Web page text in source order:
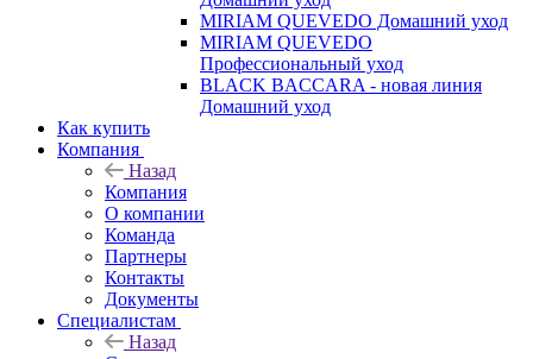
MIRIAM QUEVEDO Домашний уход
MIRIAM QUEVEDO
Профессиональный уход
BLACK BACCARA - новая линия
Домашний уход
Как купить
Компания
Назад
Компания
О компании
Команда
Партнеры
Контакты
Документы
Специалистам
Назад